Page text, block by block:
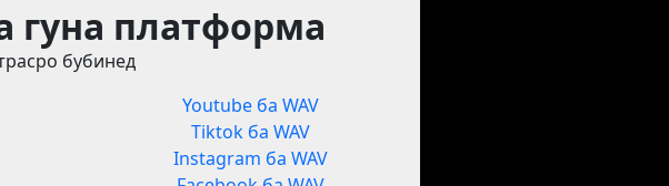
гуна платформа
бубинед
Youtube ба WAV
Tiktok ба WAV
Instagram ба WAV